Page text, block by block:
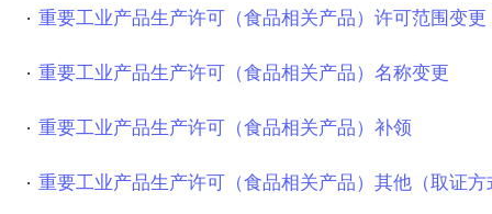
重要工业产品生产许可（食品相关产品）许可范围变更
重要工业产品生产许可（食品相关产品）名称变更
重要工业产品生产许可（食品相关产品）补领
重要工业产品生产许可（食品相关产品）其他（取证方